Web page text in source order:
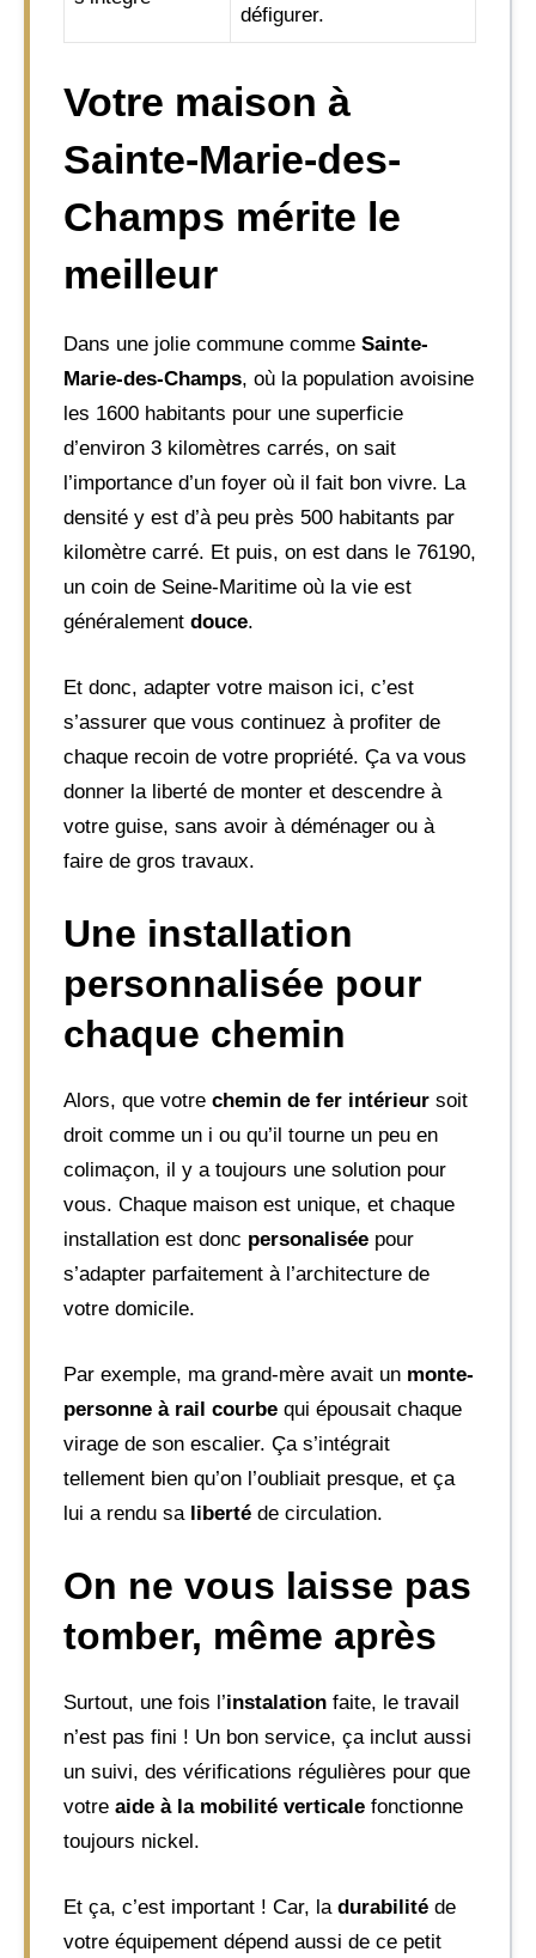
défigurer.
Votre maison à
Sainte-Marie-des-
Champs mérite le
meilleur
Dans une jolie commune comme Sainte-
Marie-des-Champs, où la population avoisine
les 1600 habitants pour une superficie
d’environ 3 kilomètres carrés, on sait
l’importance d’un foyer où il fait bon vivre. La
densité y est d’à peu près 500 habitants par
kilomètre carré. Et puis, on est dans le 76190,
un coin de Seine-Maritime où la vie est
généralement douce.
Et donc, adapter votre maison ici, c’est
s’assurer que vous continuez à profiter de
chaque recoin de votre propriété. Ça va vous
donner la liberté de monter et descendre à
votre guise, sans avoir à déménager ou à
faire de gros travaux.
Une installation
personnalisée pour
chaque chemin
Alors, que votre chemin de fer intérieur soit
droit comme un i ou qu’il tourne un peu en
colimaçon, il y a toujours une solution pour
vous. Chaque maison est unique, et chaque
installation est donc personalisée pour
s’adapter parfaitement à l’architecture de
votre domicile.
Par exemple, ma grand-mère avait un monte-
personne à rail courbe qui épousait chaque
virage de son escalier. Ça s’intégrait
tellement bien qu’on l’oubliait presque, et ça
lui a rendu sa liberté de circulation.
On ne vous laisse pas
tomber, même après
Surtout, une fois l’instalation faite, le travail
n’est pas fini ! Un bon service, ça inclut aussi
un suivi, des vérifications régulières pour que
votre aide à la mobilité verticale fonctionne
toujours nickel.
Et ça, c’est important ! Car, la durabilité de
votre équipement dépend aussi de ce petit